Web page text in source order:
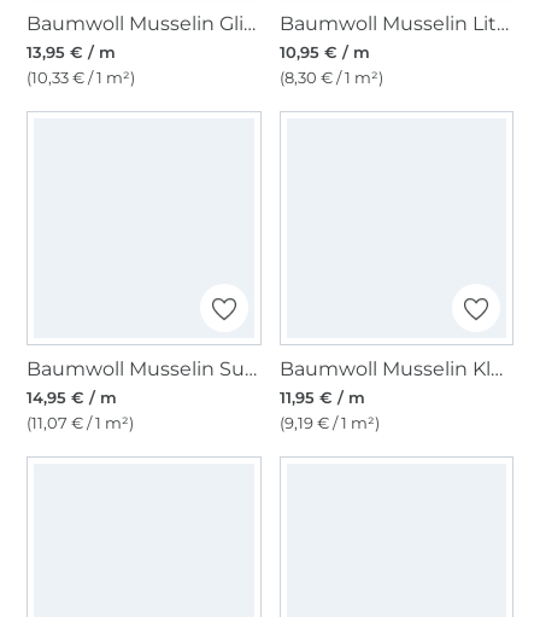
Baumwoll Musselin Glitter, rosa
13,95 € / m
(10,33 € / 1 m²)
Baumwoll Musselin Little Dots, bordeaux
10,95 € / m
(8,30 € / 1 m²)
Baumwoll Musselin Summer Flowers, blau
14,95 € / m
(11,07 € / 1 m²)
Baumwoll Musselin Kleiner Wal, weiß
11,95 € / m
(9,19 € / 1 m²)